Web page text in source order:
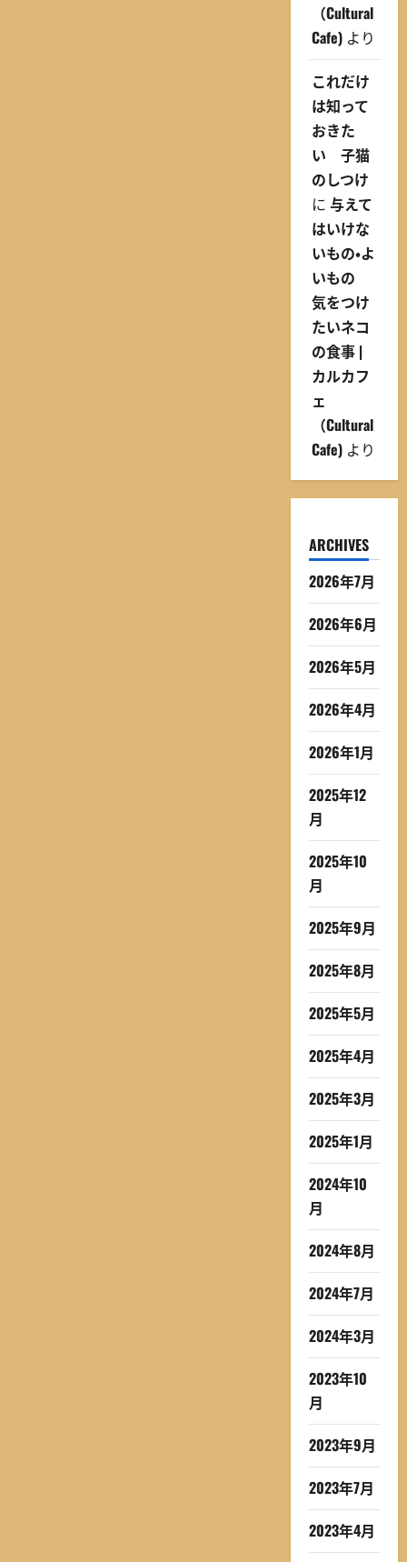
（Cultural
Cafe)より
これだけ
は知って
おきた
い 子猫
のしつけ
に 与えて
はいけな
いもの・よ
いもの
気をつけ
たいネコ
の食事 |
カルカフ
ェ
（Cultural
Cafe)より
ARCHIVES
2026年7月
2026年6月
2026年5月
2026年4月
2026年1月
2025年12
月
2025年10
月
2025年9月
2025年8月
2025年5月
2025年4月
2025年3月
2025年1月
2024年10
月
2024年8月
2024年7月
2024年3月
2023年10
月
2023年9月
2023年7月
2023年4月